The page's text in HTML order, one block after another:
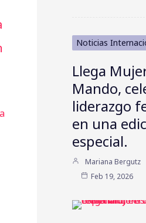
Noticias
Llega
Mando,
liderazgo
en una
especial.
Mariana Bergutz
Feb 19, 2026